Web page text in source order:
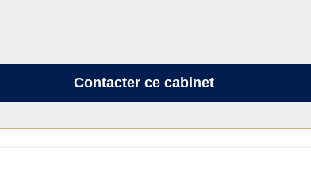
Contacter ce cabinet